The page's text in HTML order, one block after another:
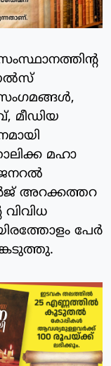
മീഡിയ
മഹാ
ജനറൽ
അറക്കത്തറ
വിവിധ
പേർ